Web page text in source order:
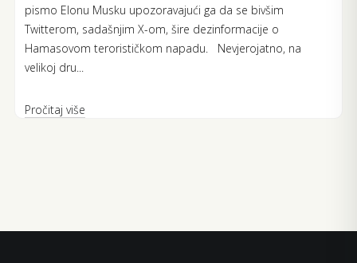
pismo Elonu Musku upozoravajući ga da se bivšim
Twitterom, sadašnjim X-om, šire dezinformacije o
Hamasovom terorističkom napadu. Nevjerojatno, na
velikoj dru...
Pročitaj više